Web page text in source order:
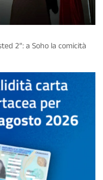
2”: a Soho la comicità